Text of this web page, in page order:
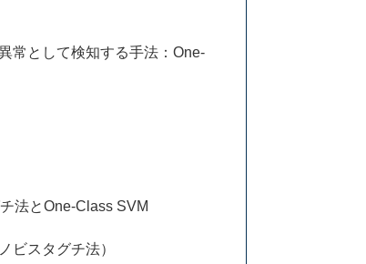
として検知する手法：One-
法とOne-Class SVM
スタグチ法）